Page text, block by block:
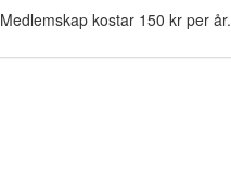
Medlemskap kostar 150 kr per år.